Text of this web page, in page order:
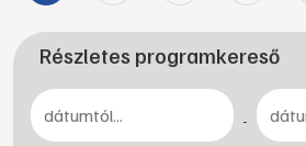
Részletes programkereső
-